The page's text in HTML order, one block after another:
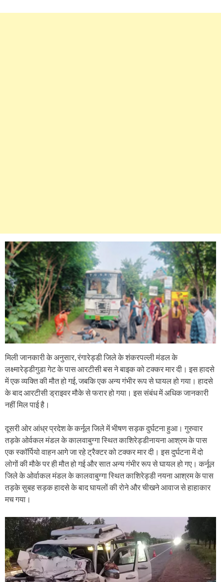
मिली जानकारी के अनुसार, रंगारेड्डी जिले के शंकरपल्ली मंडल के
लक्ष्मारेड्डीगुडा गेट के पास आरटीसी बस ने बाइक को टक्कर मार दी। इस हादसे
में एक व्यक्ति की मौत हो गई, जबकि एक अन्य गंभीर रूप से घायल हो गया। हादसे
के बाद आरटीसी ड्राइवर मौके से फरार हो गया। इस संबंध में अधिक जानकारी
नहीं मिल पाई है।
दूसरी ओर आंध्र प्रदेश के कर्नूल जिले में भीषण सड़क दुर्घटना हुआ। गुरुवार
तड़के ओर्वकल मंडल के कालवाबुग्गा स्थित काशिरेड्डीनायना आश्रम के पास
एक स्कॉर्पियो वाहन आगे जा रहे ट्रैक्टर को टक्कर मार दी। इस दुर्घटना में दो
लोगों की मौके पर ही मौत हो गई और सात अन्य गंभीर रूप से घायल हो गए। कर्नूल
जिले के ओर्वाकल मंडल के कालवाबुग्गा स्थित काशिरेड्डी नयना आश्रम के पास
तड़के सुबह सड़क हादसे के बाद घायलों की रोने और चीखने आवाज से हाहाकार
मच गया।